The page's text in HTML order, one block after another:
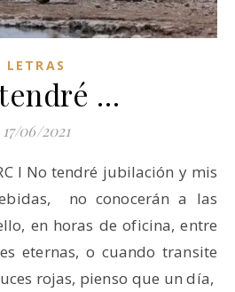
LETRAS
…
17/06/2021
no conocerán a las
en horas de oficina, entre
eternas, o cuando transite
rojas, pienso que un día,